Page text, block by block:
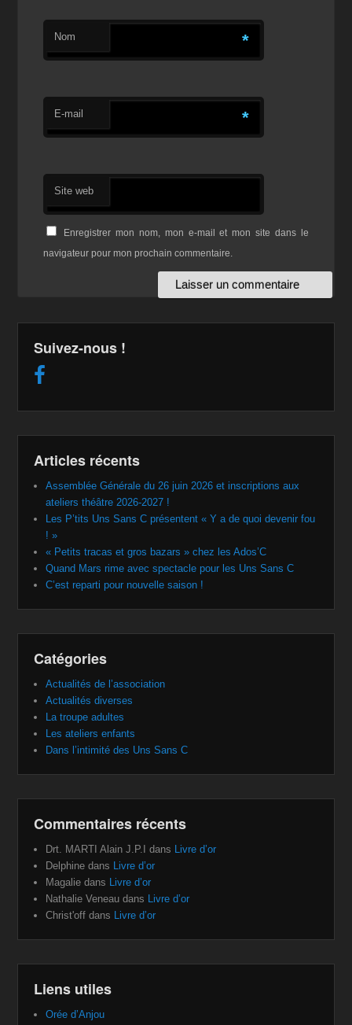
Nom *
E-mail *
Site web
Enregistrer mon nom, mon e-mail et mon site dans le
navigateur pour mon prochain commentaire.
Suivez-nous !
Articles récents
Assemblée Générale du 26 juin 2026 et inscriptions aux
ateliers théâtre 2026-2027 !
Les P’tits Uns Sans C présentent « Y a de quoi devenir fou
! »
« Petits tracas et gros bazars » chez les Ados’C
Quand Mars rime avec spectacle pour les Uns Sans C
C’est reparti pour nouvelle saison !
Catégories
Actualités de l’association
Actualités diverses
La troupe adultes
Les ateliers enfants
Dans l’intimité des Uns Sans C
Commentaires récents
Drt. MARTI Alain J.P.I dans Livre d’or
Delphine dans Livre d’or
Magalie dans Livre d’or
Nathalie Veneau dans Livre d’or
Christ'off dans Livre d’or
Liens utiles
Orée d’Anjou